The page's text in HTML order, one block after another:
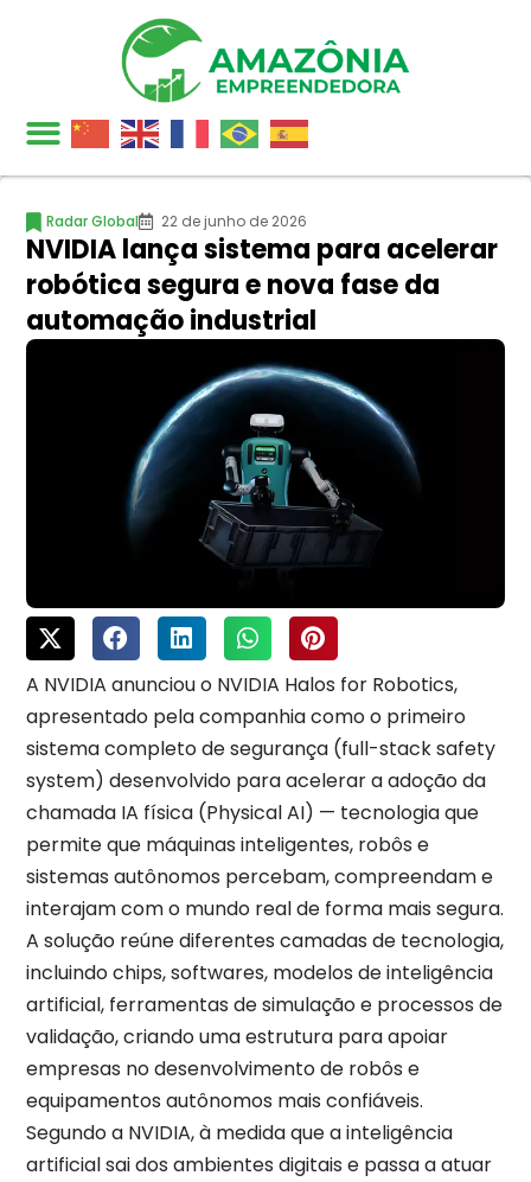
Radar Global 22 de junho de 2026
NVIDIA lança sistema para acelerar
robótica segura e nova fase da
automação industrial
A NVIDIA anunciou o NVIDIA Halos for Robotics,
apresentado pela companhia como o primeiro
sistema completo de segurança (full-stack safety
system) desenvolvido para acelerar a adoção da
chamada IA física (Physical AI) — tecnologia que
permite que máquinas inteligentes, robôs e
sistemas autônomos percebam, compreendam e
interajam com o mundo real de forma mais segura.
A solução reúne diferentes camadas de tecnologia,
incluindo chips, softwares, modelos de inteligência
artificial, ferramentas de simulação e processos de
validação, criando uma estrutura para apoiar
empresas no desenvolvimento de robôs e
equipamentos autônomos mais confiáveis.
Segundo a NVIDIA, à medida que a inteligência
artificial sai dos ambientes digitais e passa a atuar